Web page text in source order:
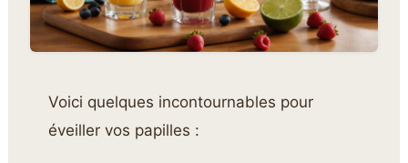
Voici quelques incontournables pour
éveiller vos papilles :